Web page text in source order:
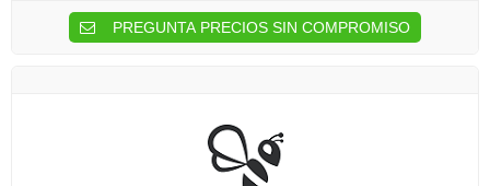
PREGUNTA PRECIOS SIN COMPROMISO